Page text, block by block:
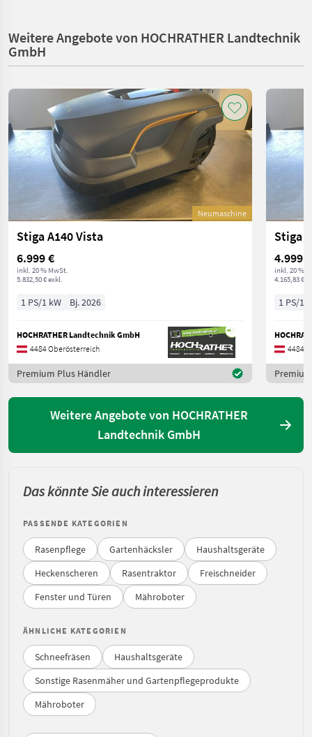
Weitere Angebote von HOCHRATHER Landtechnik
GmbH
Neumaschine
Stiga A140 Vista
6.999 €
inkl. 20 % MwSt.
5.832,50 € exkl.
1 PS/1 kW Bj. 2026
HOCHRATHER Landtechnik GmbH
4484 Oberösterreich
Premium Plus Händler
Stiga
4.999 €
inkl. 20 %
4.165,83 €
1 PS/1
4484
Weitere Angebote von HOCHRATHER
Landtechnik GmbH
Das könnte Sie auch interessieren
PASSENDE KATEGORIEN
Rasenpflege Gartenhäcksler
Haushaltsgeräte
Heckenscheren
Rasentraktor
Freischneider
Fenster und Türen
Mähroboter
ÄHNLICHE KATEGORIEN
Schneefräsen
Haushaltsgeräte
Sonstige Rasenmäher und Gartenpflegeprodukte
Mähroboter